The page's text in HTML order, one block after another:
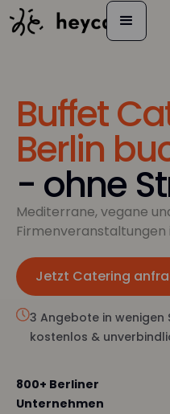
Buffet
Berlin
- ohne
Mediterrane, vegane
Firmenveranstaltungen
Jetzt Catering
Jetzt anfragen
3 Angebote in wenigen
kostenlos &
800+ Berliner
Unternehmen